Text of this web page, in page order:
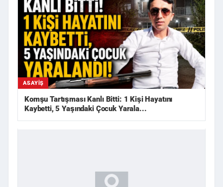
ASAYIŞ
Komşu Tartışması Kanlı Bitti: 1 Kişi Hayatını
Kaybetti, 5 Yaşındaki Çocuk Yarala...